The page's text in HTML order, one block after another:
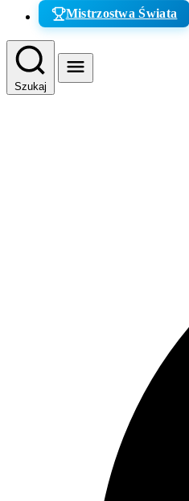
Mistrzostwa Świata
Szukaj